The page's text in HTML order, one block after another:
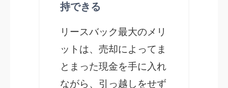
持できる
リースバック最大のメリ
ットは、売却によってま
とまった現金を手に入れ
ながら、引っ越しをせず